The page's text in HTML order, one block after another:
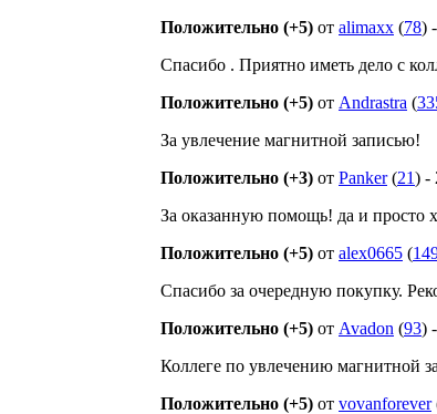
Положительно (+5) от alimaxx (78)
Спасибо . Приятно иметь дело с
Положительно (+5) от Andrastra (
За увлечение магнитной записью!
Положительно (+3) от Panker(21) -
За оказанную помощь! да и просто
Положительно (+5) от alex0665 (
Спасибо за очередную покупку.
Положительно (+5) от Avadon (93)
Коллеге по увлечению магнитной
Положительно (+5) от vovanforever